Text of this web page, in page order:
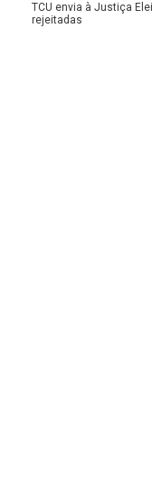
TCU envia à Justiça
rejeitadas